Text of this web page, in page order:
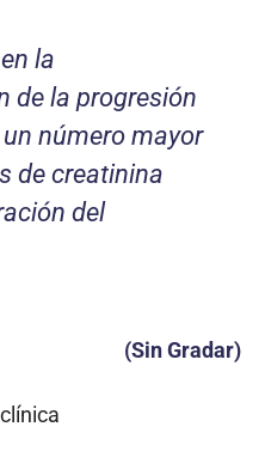
la
de la progresión
número mayor
de creatinina
del
(Sin Gradar)